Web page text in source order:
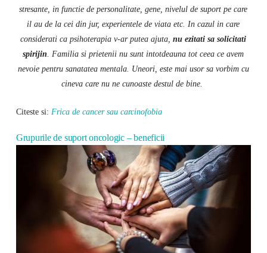
stresante, in functie de personalitate, gene, nivelul de suport pe care
il au de la cei din jur, experientele de viata etc. In cazul in care
considerati ca psihoterapia v-ar putea ajuta,nu ezitati sa solicitati
spirijin . Familia si prietenii nu sunt intotdeauna tot ceea ce avem
nevoie pentru sanatatea mentala. Uneori, este mai usor sa vorbim cu
cineva care nu ne cunoaste destul de bine.
Citeste si: Frica de cancer sau carcinofobia
Grupurile de suport oncologic – beneficii